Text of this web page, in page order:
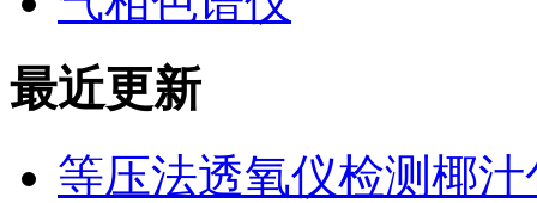
最近更新
等压法透氧仪检测椰